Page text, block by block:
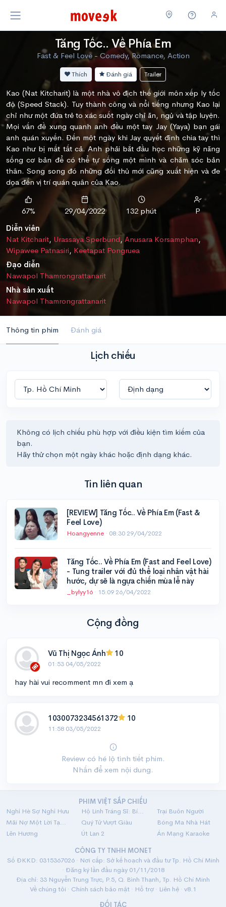
Tăng Tốc.. Về Phía Em
Fast & Feel Love - Comedy, Romance, Action
Thích Đánh giá Trailer
Kao (Nat Kitcharit) là một nhà vô địch thế giới môn xếp ly tốc
độ (Speed Stack). Tuy thành công và nổi tiếng nhưng Kao lại
chỉ như một đứa trẻ to xác suốt ngày chỉ ăn, ngủ và tập luyện.
Mọi vấn đề xung quanh anh đều một tay Jay (Yaya) bạn gái
anh quán xuyến. Đến một ngày khi Jay quyết định chia tay thì
Kao như bị mất tất cả. Anh phải bắt đầu học những kỹ năng
sống cơ bản để có thể tự sống một mình và chăm sóc bản
thân. Song song đó những đối thủ mới cũng xuất hiện và đe
dọa đến vị trí quán quân của Kao.
67% 29/04/2022 132 phút
P
Diễn viên
Nat Kitcharit, Urassaya Sperbund,Anusara Korsamphan,
Wipawee Patnasiri, Keetapat Pongruea
Đạo diễn
Nawapol Thamrongrattanarit
Nhà sản xuất
Nawapol Thamrongrattanarit
Thông tin phim Đánh giá
Lịch chiếu
Không có lịch chiếu phù hợp với điều kiện tìm kiếm của
bạn.
Hãy thử chọn một ngày khác hoặc định dạng khác.
Tin liên quan
[REVIEW] Tăng Tốc.. Về Phía Em (Fast &
Feel Love)
Hoangyenne · 08:30 29/04/2022
Tăng Tốc.. Về Phía Em (Fast and Feel Love)
- Tung trailer với đủ thể loại nhân vật hài
hước, dự sẽ là ngựa chiến mùa lễ này
_bylyy16 · 15:09 26/04/2022
Cộng đồng
Vũ Thị Ngọc Ánh 10
01:53 04/05/2022
hay hài vui recomment mn đi xem ạ
1030073234561372 10
11:58 03/05/2022
Review có hé lộ tình tiết phim.
Nhấn để xem nội dung.
PHIM VIỆT SẮP CHIẾU
Nghỉ Hè Sợ Nghỉ Hưu
Hộ Linh Tráng Sĩ: Bí Ẩn Mộ Vua Đinh
Trại Buôn Người
Mãi Nợ Một Lời Tạm Biệt
Quý Tử Vượt Giàu
Bóng Ma Nhà Hát
Lên Hương
Út Lan 2
Án Mạng Karaoke
CÔNG TY TNHH MONET
Số ĐKKD: 0315367026 · Nơi cấp: Sở kế hoạch và đầu tư Tp. Hồ Chí Minh
· Đăng ký lần đầu ngày 01/11/2018
Địa chỉ: 33 Nguyễn Trung Trực, P.5, Q. Bình Thạnh, Tp. Hồ Chí Minh
Về chúng tôi · Chính sách bảo mật · Hỗ trợ · Liên hệ · v8.1
ĐỐI TÁC